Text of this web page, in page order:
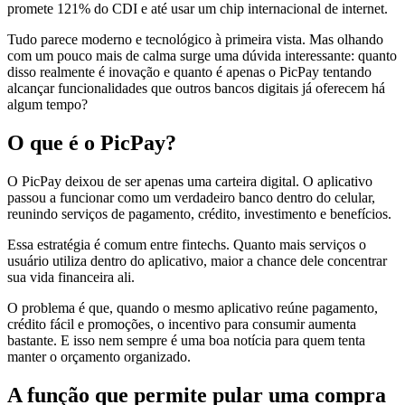
promete 121% do CDI e até usar um chip internacional de internet.
Tudo parece moderno e tecnológico à primeira vista. Mas olhando
com um pouco mais de calma surge uma dúvida interessante: quanto
disso realmente é inovação e quanto é apenas o PicPay tentando
alcançar funcionalidades que outros bancos digitais já oferecem há
algum tempo?
O que é o PicPay?
O PicPay deixou de ser apenas uma carteira digital. O aplicativo
passou a funcionar como um verdadeiro banco dentro do celular,
reunindo serviços de pagamento, crédito, investimento e benefícios.
Essa estratégia é comum entre fintechs. Quanto mais serviços o
usuário utiliza dentro do aplicativo, maior a chance dele concentrar
sua vida financeira ali.
O problema é que, quando o mesmo aplicativo reúne pagamento,
crédito fácil e promoções, o incentivo para consumir aumenta
bastante. E isso nem sempre é uma boa notícia para quem tenta
manter o orçamento organizado.
A função que permite pular uma compra